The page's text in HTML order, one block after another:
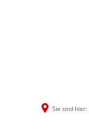
Sie sind hier: